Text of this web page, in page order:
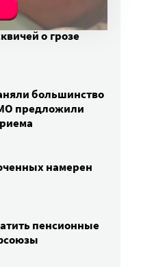
о грозе
большинство
предложили
намерен
пенсионные